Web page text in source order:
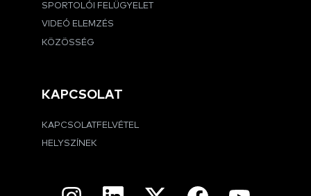
SPORTOLÓI FELÜGYELET
VIDEÓ ELEMZÉS
KÖZÖSSÉG
KAPCSOLAT
KAPCSOLATFELVÉTEL
HELYSZÍNEK